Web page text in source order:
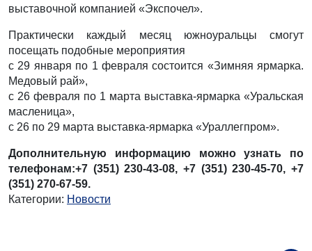
выставочной компанией «Экспочел».
Практически каждый месяц южноуральцы смогут
посещать подобные мероприятия
с 29 января по 1 февраля состоится «Зимняя ярмарка.
Медовый рай»,
с 26 февраля по 1 марта выставка-ярмарка «Уральская
масленица»,
с 26 по 29 марта выставка-ярмарка «Ураллегпром».
Дополнительную информацию можно узнать по
телефонам:+7 (351) 230-43-08, +7 (351) 230-45-70, +7
(351) 270-67-59.
Категории: Новости